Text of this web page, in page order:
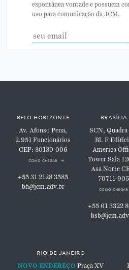
espontânea vontade e possuem
uso para comunicação da JCM.
belo horizonte
Av. Afonso Pena,
2.951Funcionários
CEP: 30130-006
como chegar
+55 31 2128 3585
bh@jcm.adv.br
brasília
SCN, Quadra
Bl. F
America
TowerSala
Asa Norte
70711-905
como chegar
+55 61 3322
rio de janeiro
NOVO ENDEREÇO Praça XV